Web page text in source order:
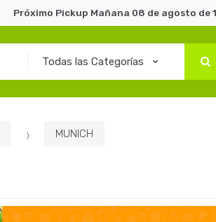
Próximo Pickup Mañana 08 de agosto de
MUNICH